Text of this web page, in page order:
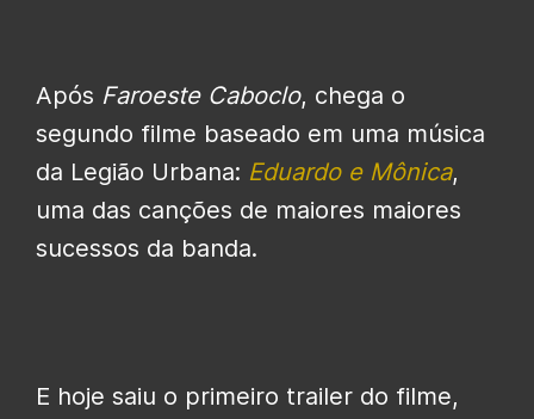
Após Faroeste Caboclo, chega o
segundo filme baseado em uma música
da Legião Urbana: Eduardo e Mônica,
uma das canções de maiores maiores
sucessos da banda.
E hoje saiu o primeiro trailer do filme,